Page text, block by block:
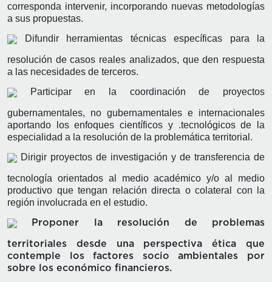
corresponda intervenir, incorporando nuevas metodologías
a sus propuestas.
Difundir herramientas técnicas específicas para la
resolución de casos reales analizados, que den respuesta
a las necesidades de terceros.
Participar en la coordinación de proyectos
gubernamentales, no gubernamentales e internacionales
aportando los enfoques científicos y .tecnológicos de la
especialidad a la resolución de la problemática territorial.
Dirigir proyectos de investigación y de transferencia de
tecnología orientados al medio académico y/o al medio
productivo que tengan relación directa o colateral con la
región involucrada en el estudio.
Proponer la resolución de problemas
territoriales desde una perspectiva ética que
contemple los factores socio ambientales por
sobre los económico financieros.